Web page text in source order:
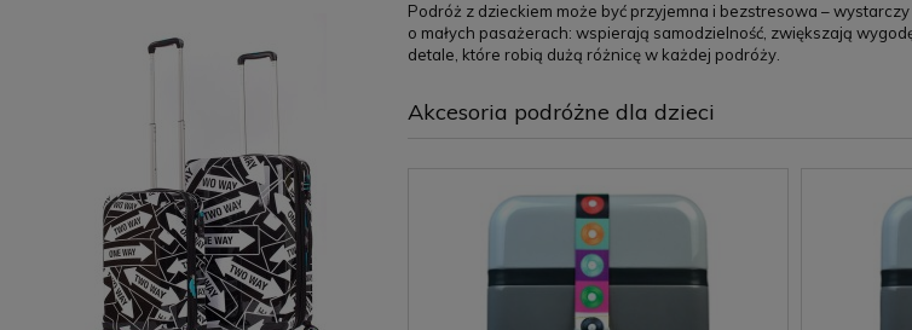
Podróż z dzieckiem może być przyjemna i bezstresowa –
o małych pasażerach: wspierają samodzielność, zwiększają
detale, które robią dużą różnicę w każdej podróży.
Akcesoria podróżne dla dzieci